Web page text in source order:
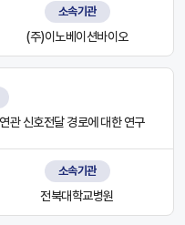
소속기관
(주)이노베이션바이오
관 신호전달 경로에 대한 연구
소속기관
전북대학교병원